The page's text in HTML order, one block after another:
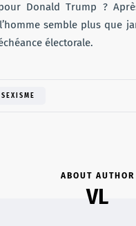
Donald Trump ?
semble plus que
électorale.
SEXISME
ABOUT AUTHOR
VL